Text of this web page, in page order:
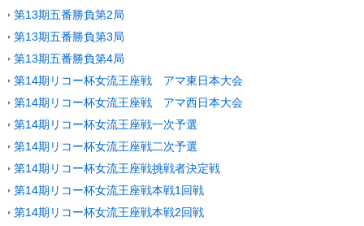
第13期五番勝負第2局
第13期五番勝負第3局
第13期五番勝負第4局
第14期リコー杯女流王座戦 アマ東日本大会
第14期リコー杯女流王座戦 アマ西日本大会
第14期リコー杯女流王座戦一次予選
第14期リコー杯女流王座戦二次予選
第14期リコー杯女流王座戦挑戦者決定戦
第14期リコー杯女流王座戦本戦1回戦
第14期リコー杯女流王座戦本戦2回戦